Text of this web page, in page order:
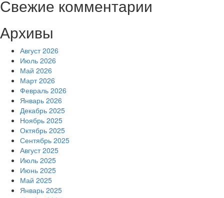
Свежие комментарии
Архивы
Август 2026
Июль 2026
Май 2026
Март 2026
Февраль 2026
Январь 2026
Декабрь 2025
Ноябрь 2025
Октябрь 2025
Сентябрь 2025
Август 2025
Июль 2025
Июнь 2025
Май 2025
Январь 2025